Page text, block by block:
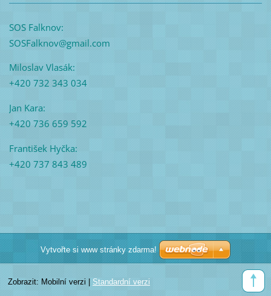
SOS Falknov:
SOSFalknov@gmail.com
Miloslav Vlasák:
+420 732 343 034
Jan Kara:
+420 736 659 592
František Hyčka:
+420 737 843 489
Vytvořte si www stránky zdarma!
Zobrazit: Mobilní verzi Standardní verzi